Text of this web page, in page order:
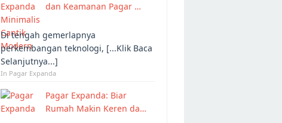
dan Keamanan Pagar …
Di tengah gemerlapnya
perkembangan teknologi, [...Klik Baca
Selanjutnya...]
In Pagar Expanda
Pagar Expanda: Biar
Rumah Makin Keren da…